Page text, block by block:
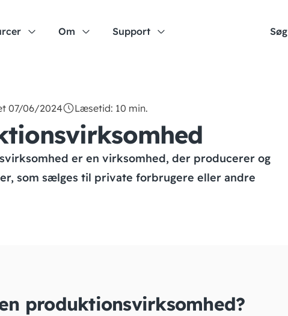
Om Support Søg
07/06/2024 Læsetid: 10 min.
er en virksomhed, der producerer og
som sælges til private forbrugere eller andre
produktionsvirksomhed?